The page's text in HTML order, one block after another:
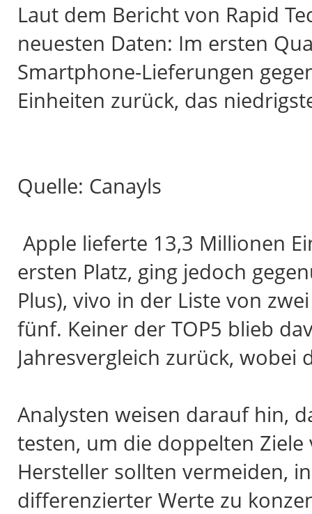
Laut dem Bericht von Rapid
neuesten Daten: Im ersten
Smartphone-Lieferungen
Einheiten zurück, das
Quelle: Canayls
Apple lieferte 13,3 Millionen
ersten Platz, ging jedoch
Plus), vivo in der Liste von
fünf. Keiner der TOP5 blieb
Jahresvergleich zurück,
Analysten weisen darauf hin,
testen, um die doppelten
Hersteller sollten vermeiden,
differenzierter Werte zu